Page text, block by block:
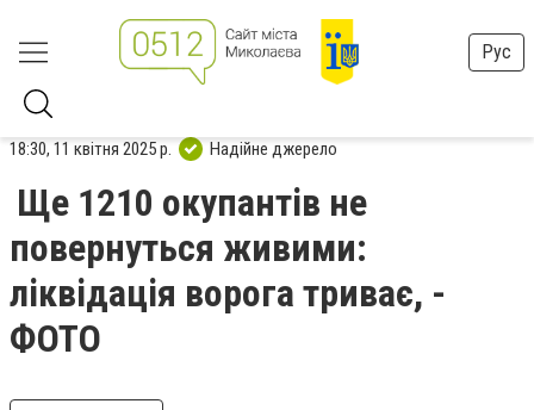
Рус
18:30, 11 квітня 2025 р. Надійне джерело
Ще 1210 окупантів не
повернуться живими:
ліквідація ворога триває, -
ФОТО